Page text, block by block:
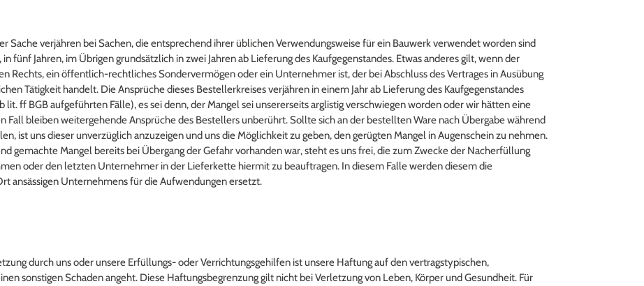
Sache verjähren bei Sachen, die entsprechend ihrer üblichen Verwendungsweise für ein Bauwerk verwendet worden sind
fünf Jahren, im Übrigen grundsätzlich in zwei Jahren ab Lieferung des Kaufgegenstandes. Etwas anderes gilt, wenn der
Rechts, ein öffentlich-rechtliches Sondervermögen oder ein Unternehmer ist, der bei Abschluss des Vertrages in Ausübung
Tätigkeit handelt. Die Ansprüche dieses Bestellerkreises verjähren in einem Jahr ab Lieferung des Kaufgegenstandes
ff BGB aufgeführten Fälle), es sei denn, der Mangel sei unsererseits arglistig verschwiegen worden oder wir hätten eine
Fall bleiben weitergehende Ansprüche des Bestellers unberührt. Sollte sich an der bestellten Ware nach Übergabe während
ist uns dieser unverzüglich anzuzeigen und uns die Möglichkeit zu geben, den gerügten Mangel in Augenschein zu nehmen.
gemachte Mangel bereits bei Übergang der Gefahr vorhanden war, steht es uns frei, die zum Zwecke der Nacherfüllung
oder den letzten Unternehmer in der Lieferkette hiermit zu beauftragen. In diesem Falle werden diesem die
ansässigen Unternehmens für die Aufwendungen ersetzt.
durch uns oder unsere Erfüllungs- oder Verrichtungsgehilfen ist unsere Haftung auf den vertragstypischen,
sonstigen Schaden angeht. Diese Haftungsbegrenzung gilt nicht bei Verletzung von Leben, Körper und Gesundheit. Für